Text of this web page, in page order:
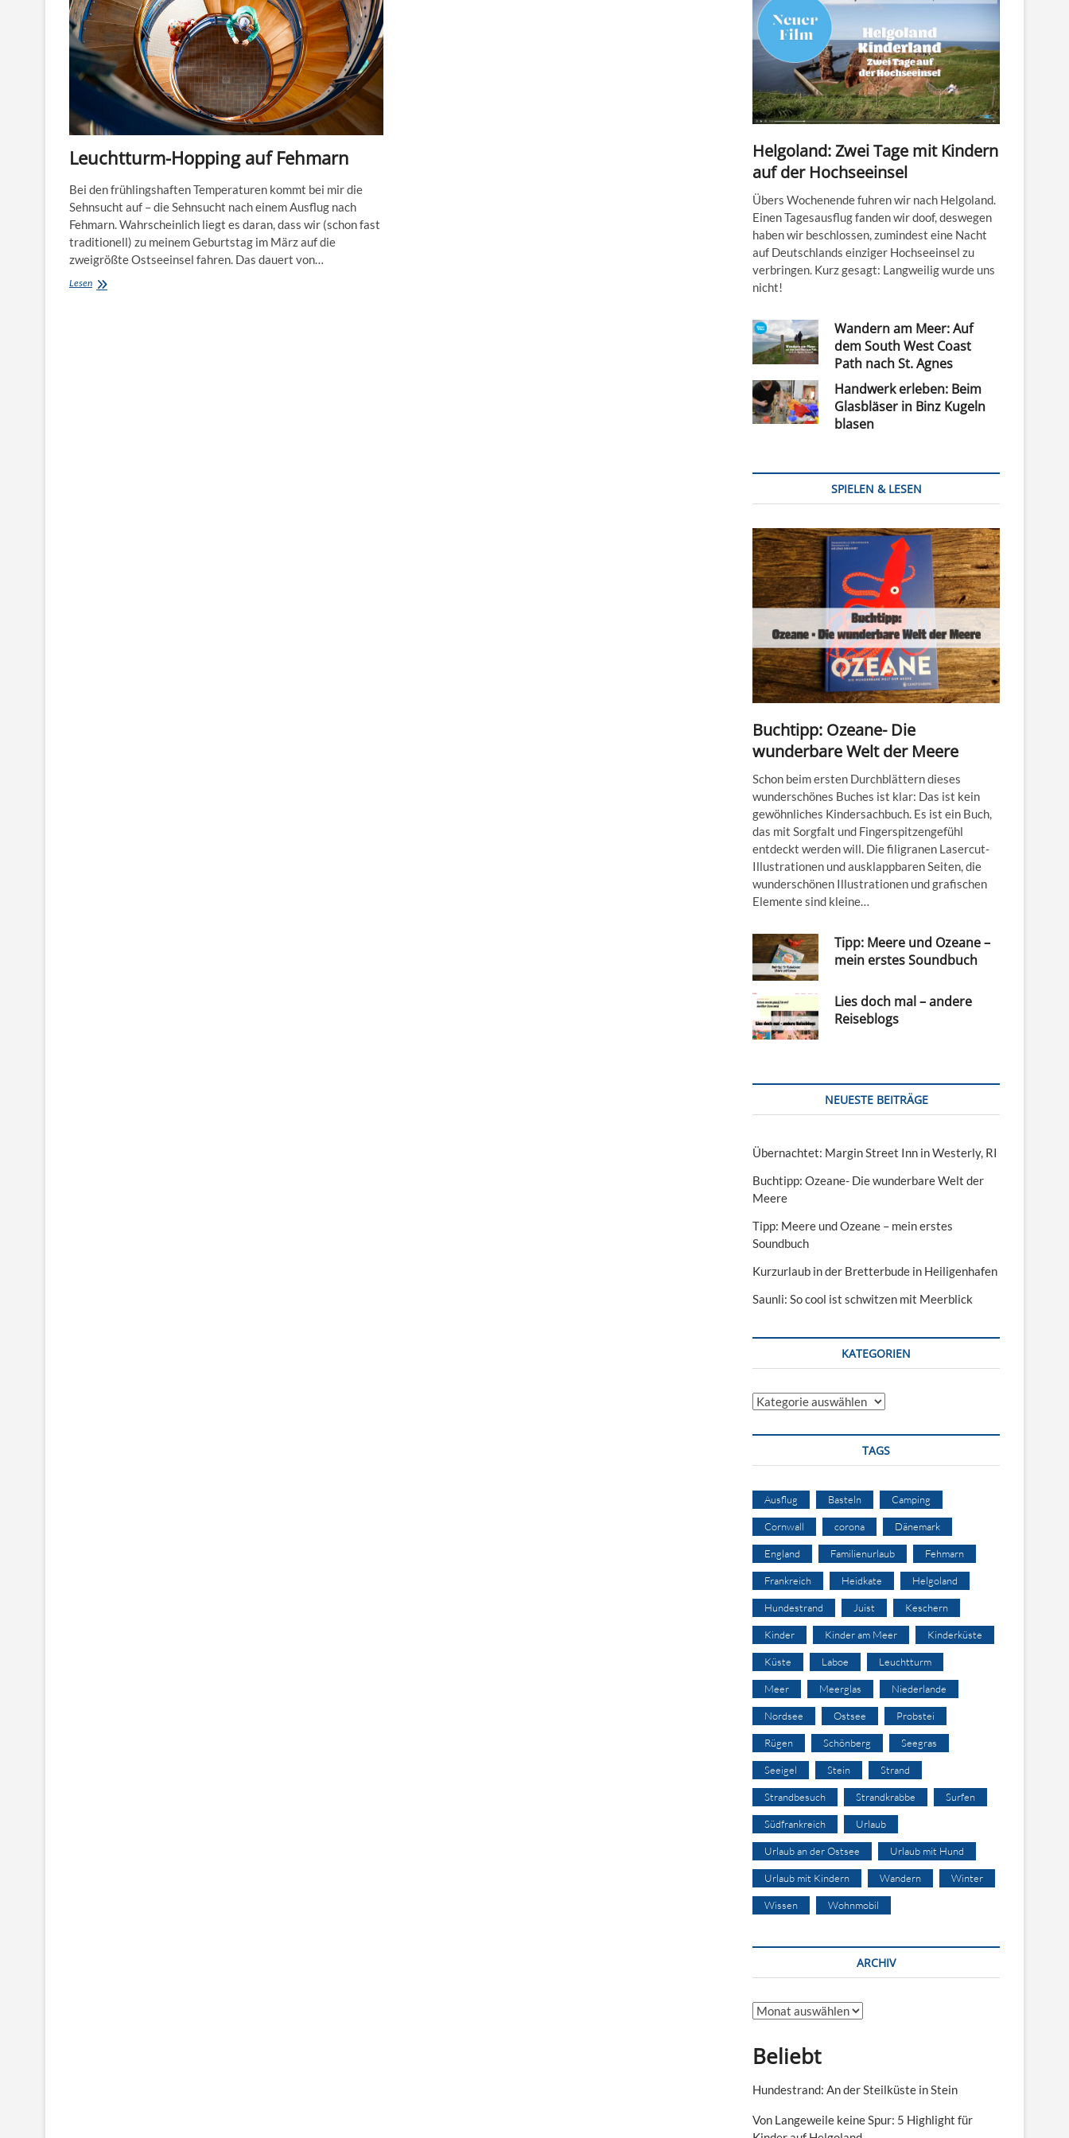
Leuchtturm-Hopping auf Fehmarn
Bei den frühlingshaften Temperaturen kommt bei mir die
Sehnsucht auf – die Sehnsucht nach einem Ausflug nach
Fehmarn. Wahrscheinlich liegt es daran, dass wir (schon fast
traditionell) zu meinem Geburtstag im März auf die
zweigrößte Ostseeinsel fahren. Das dauert von…
LesenLeuchtturm-
Helgoland: Zwei Tage mit Kindern
auf der Hochseeinsel
Übers Wochenende fuhren wir nach Helgoland.
Einen Tagesausflug fanden wir doof, deswegen
haben wir beschlossen, zumindest eine Nacht
auf Deutschlands einziger Hochseeinsel zu
verbringen. Kurz gesagt: Langweilig wurde uns
nicht!
Wandern am Meer: Auf
dem South West Coast
Path nach St. Agnes
Handwerk erleben: Beim
Glasbläser in Binz Kugeln
blasen
SPIELEN & LESEN
Buchtipp: Ozeane- Die
wunderbare Welt der Meere
Schon beim ersten Durchblättern dieses
wunderschönes Buches ist klar: Das ist kein
gewöhnliches Kindersachbuch. Es ist ein Buch,
das mit Sorgfalt und Fingerspitzengefühl
entdeckt werden will. Die filigranen Lasercut-
Illustrationen und ausklappbaren Seiten, die
wunderschönen Illustrationen und grafischen
Elemente sind kleine…
Tipp: Meere und Ozeane –
mein erstes Soundbuch
Lies doch mal – andere
Reiseblogs
NEUESTE BEITRÄGE
Übernachtet: Margin Street Inn in Westerly, RI
Buchtipp: Ozeane- Die wunderbare Welt der
Meere
Tipp: Meere und Ozeane – mein erstes
Soundbuch
Kurzurlaub in der Bretterbude in Heiligenhafen
Saunli: So cool ist schwitzen mit Meerblick
KATEGORIEN
Kategorien
TAGS
Ausflug Basteln Camping
Cornwall corona Dänemark
England Familienurlaub Fehmarn
Frankreich Heidkate Helgoland
Hundestrand Juist Keschern
Kinder Kinder am Meer Kinderküste
Küste Laboe Leuchtturm
Meer Meerglas Niederlande
Nordsee Ostsee Probstei
Rügen Schönberg Seegras
Seeigel Stein Strand
Strandbesuch Strandkrabbe Surfen
Südfrankreich Urlaub
Urlaub an der Ostsee Urlaub mit Hund
Urlaub mit Kindern Wandern Winter
Wissen Wohnmobil
ARCHIV
Archiv
Beliebt
Hundestrand: An der Steilküste in Stein
Von Langeweile keine Spur: 5 Highlight für